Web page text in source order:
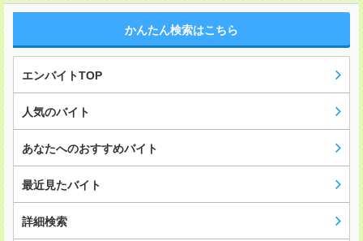
かんたん検索はこちら
エンバイトTOP
人気のバイト
あなたへのおすすめバイト
最近見たバイト
詳細検索